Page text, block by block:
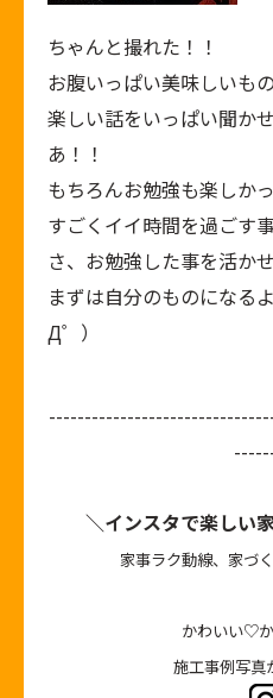
ちゃんと撮れた！！
お腹いっぱい美味しいもの
楽しい話をいっぱい聞かせ
あ！！
もちろんお勉強も楽しか
すごくイイ時間を過ごす
さ、お勉強した事を活か
まずは自分のものになる
Д゜）
＼インスタで楽しい
家事ラク動線、家づ
かわいい♡
施工事例写真